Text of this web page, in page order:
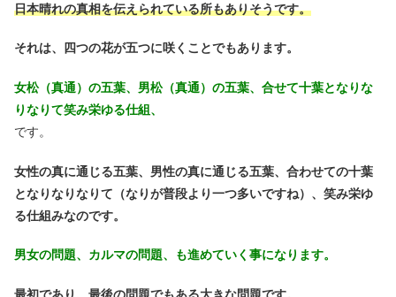
日本晴れの真相を伝えられている所もありそうです。
それは、四つの花が五つに咲くことでもあります。
女松（真通）の五葉、男松（真通）の五葉、合せて十葉となりな
りなりて笑み栄ゆる仕組、
です。
女性の真に通じる五葉、男性の真に通じる五葉、合わせての十葉
となりなりなりて（なりが普段より一つ多いですね）、笑み栄ゆ
る仕組みなのです。
男女の問題、カルマの問題、も進めていく事になります。
最初であり、最後の問題でもある大きな問題です。